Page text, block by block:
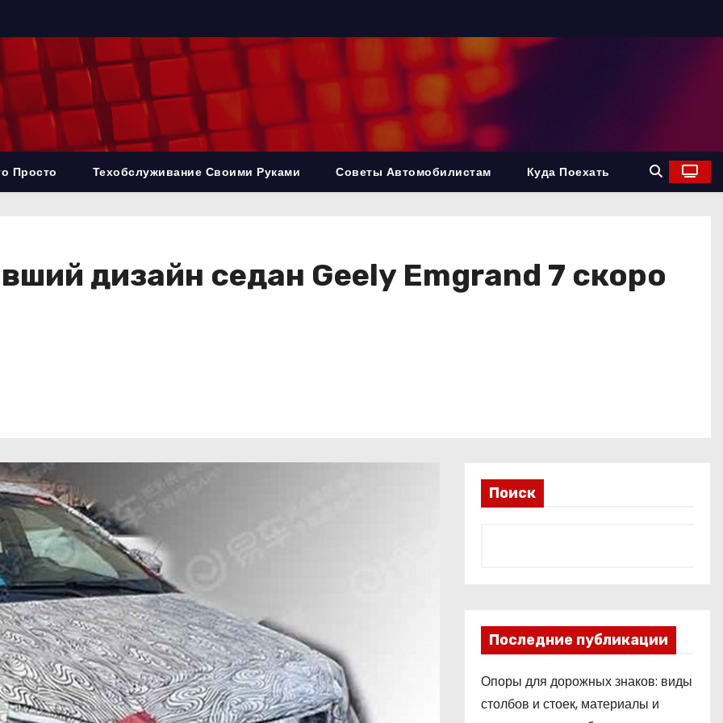
Просто Техобслуживание Своими Руками Советы Автомобилистам Куда Поехать
дизайн седан Geely Emgrand 7 скоро
Поиск
Последние публикации
Опоры для дорожных знаков: виды
столбов и стоек, материалы и